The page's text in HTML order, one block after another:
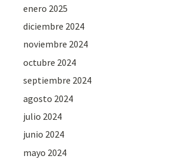
enero 2025
diciembre 2024
noviembre 2024
octubre 2024
septiembre 2024
agosto 2024
julio 2024
junio 2024
mayo 2024